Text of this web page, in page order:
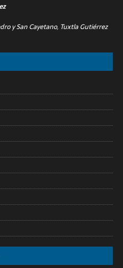
y San Cayetano, Tuxtla Gutiérrez